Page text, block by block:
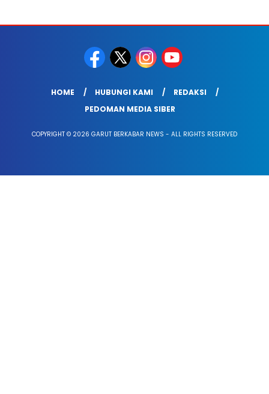
HOME HUBUNGI KAMI
REDAKSI
PEDOMAN MEDIA SIBER
COPYRIGHT © 2026 GARUT BERKABAR NEWS - ALL RIGHTS RESERVED